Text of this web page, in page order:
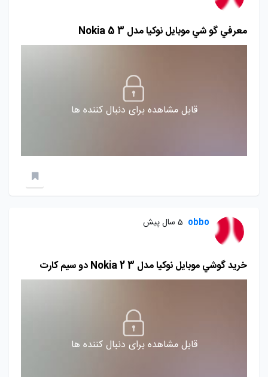
معرفي گو شي موبايل نوكيا مدل Nokia 5 3
قابل مشاهده برای دنبال کننده ها
obbo 5 سال پیش
خريد گوشي موبايل نوكيا مدل Nokia 2 3 دو سيم كارت
قابل مشاهده برای دنبال کننده ها